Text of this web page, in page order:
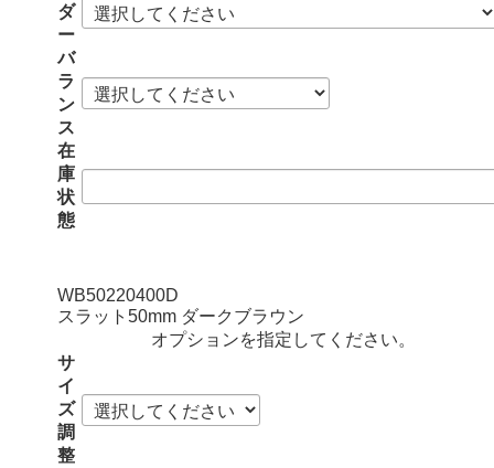
ダ
ー
バ
ラ
ン
ス
在
庫
状
態
WB50220400D
スラット50mm ダークブラウン
オプションを指定してください。
サ
イ
ズ
調
整